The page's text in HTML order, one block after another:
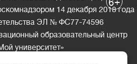
14 декабря 2018 года
ЭЛ № ФС77-74596
образовательный центр
университет»
6